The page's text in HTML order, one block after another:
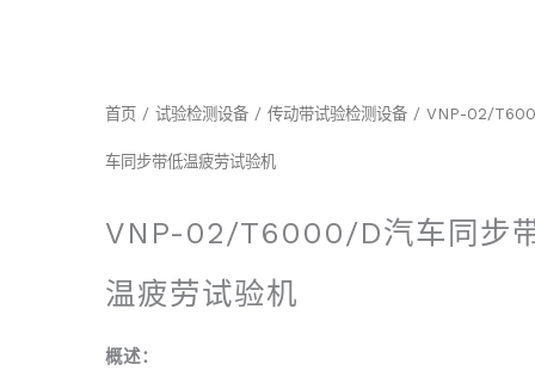
首页 / 试验检测设备 / 传动带试验检测设备 / VNP-02/
车同步带低温疲劳试验机
VNP-02/T6000/D汽车同步
温疲劳试验机
概述：